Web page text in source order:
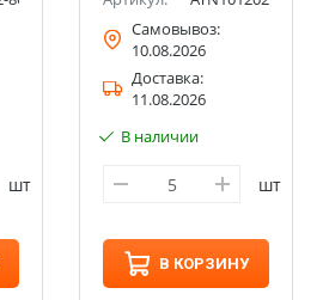
шт
Самовывоз:
10.08.2026
Доставка:
11.08.2026
В наличии
шт
В КОРЗИНУ